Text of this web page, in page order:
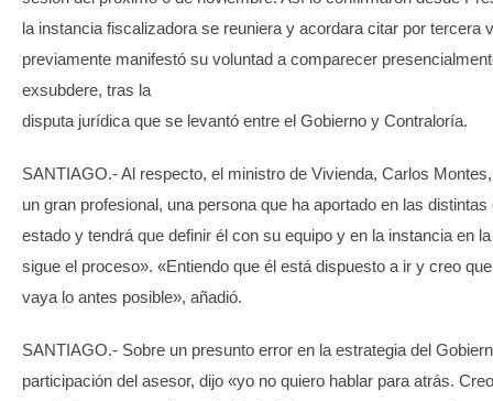
la instancia fiscalizadora se reuniera y acordara citar por tercera
previamente manifestó su voluntad a comparecer
exsubdere, tras la
disputa jurídica que se levantó entre el Gobierno y Contraloría.
SANTIAGO.- Al respecto, el ministro de Vivienda, Carlos
un gran profesional, una persona que ha aportado en las
estado y tendrá que definir él con su equipo y en la instancia en
sigue el proceso». «Entiendo que él está dispuesto a ir y creo
vaya lo antes posible», añadió.
SANTIAGO.- Sobre un presunto error en la estrategia del
participación del asesor, dijo «yo no quiero hablar para atrás.